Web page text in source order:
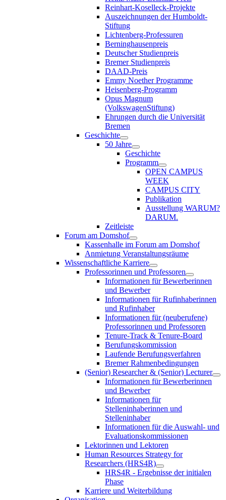
Reinhart-Koselleck-Projekte
Auszeichnungen der Humboldt-
Stiftung
Lichtenberg-Professuren
Berninghausenpreis
Deutscher Studienpreis
Bremer Studienpreis
DAAD-Preis
Emmy Noether Programme
Heisenberg-Programm
Opus Magnum
(VolkswagenStiftung)
Ehrungen durch die Universität
Bremen
Geschichte
50 Jahre
Geschichte
Programm
OPEN CAMPUS
WEEK
CAMPUS CITY
Publikation
Ausstellung WARUM?
DARUM.
Zeitleiste
Forum am Domshof
Kassenhalle im Forum am Domshof
Anmietung Veranstaltungsräume
Wissenschaftliche Karriere
Professorinnen und Professoren
Informationen für Bewerberinnen
und Bewerber
Informationen für Rufinhaberinnen
und Rufinhaber
Informationen für (neuberufene)
Professorinnen und Professoren
Tenure-Track & Tenure-Board
Berufungskommission
Laufende Berufungsverfahren
Bremer Rahmenbedingungen
(Senior) Researcher & (Senior) Lecturer
Informationen für Bewerberinnen
und Bewerber
Informationen für
Stelleninhaberinnen und
Stelleninhaber
Informationen für die Auswahl- und
Evaluationskommissionen
Lektorinnen und Lektoren
Human Resources Strategy for
Researchers (HRS4R)
HRS4R - Ergebnisse der initialen
Phase
Karriere und Weiterbildung